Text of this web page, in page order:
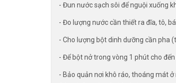
- Đun nước sạch sôi để nguội xuống
- Đo lượng nước cần thiết ra đĩa, tô,
- Cho lượng bột dinh dưỡng cần pha
- Để bột nở trong vòng 1 phút cho
- Bảo quản nơi khô ráo, thoáng mát